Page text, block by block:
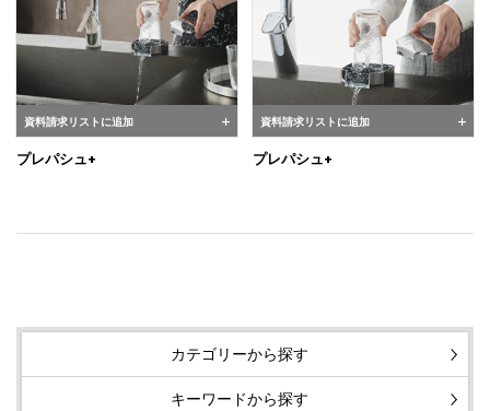
資料請求リストに追加
プレパシュ+
資料請求リストに追加
プレパシュ+
カテゴリーから探す
キーワードから探す